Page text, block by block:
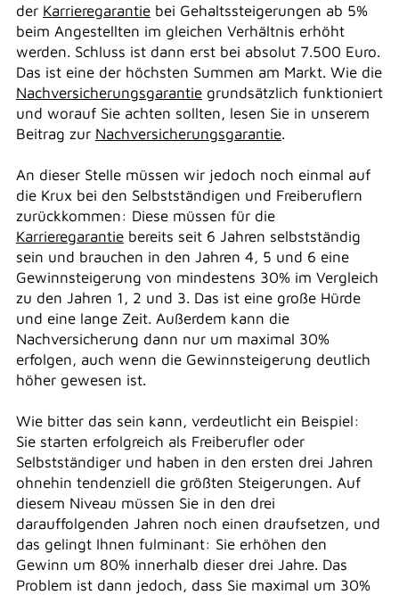
der Karrieregarantiebei Gehaltssteigerungen ab 5%
beim Angestellten im gleichen Verhältnis erhöht
werden. Schluss ist dann erst bei absolut 7.500 Euro.
Das ist eine der höchsten Summen am Markt. Wie die
Nachversicherungsgarantiegrundsätzlich funktioniert
und worauf Sie achten sollten, lesen Sie in unserem
Beitrag zur Nachversicherungsgarantie.
An dieser Stelle müssen wir jedoch noch einmal auf
die Krux bei den Selbstständigen und Freiberuflern
zurückkommen: Diese müssen für die
Karrieregarantiebereits seit 6 Jahren selbstständig
sein und brauchen in den Jahren 4, 5 und 6 eine
Gewinnsteigerung von mindestens 30% im Vergleich
zu den Jahren 1, 2 und 3. Das ist eine große Hürde
und eine lange Zeit. Außerdem kann die
Nachversicherung dann nur um maximal 30%
erfolgen, auch wenn die Gewinnsteigerung deutlich
höher gewesen ist.
Wie bitter das sein kann, verdeutlicht ein Beispiel:
Sie starten erfolgreich als Freiberufler oder
Selbstständiger und haben in den ersten drei Jahren
ohnehin tendenziell die größten Steigerungen. Auf
diesem Niveau müssen Sie in den drei
darauffolgenden Jahren noch einen draufsetzen, und
das gelingt Ihnen fulminant: Sie erhöhen den
Gewinn um 80% innerhalb dieser drei Jahre. Das
Problem ist dann jedoch, dass Sie maximal um 30%